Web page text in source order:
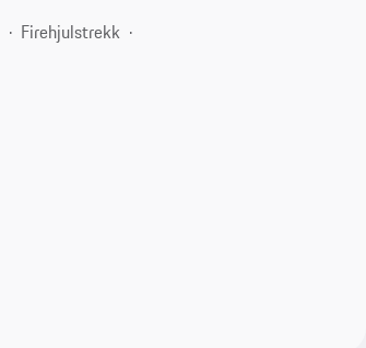
Firehjulstrekk